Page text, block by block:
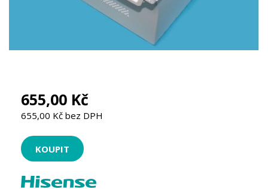
655,00 Kč
655,00 Kč bez DPH